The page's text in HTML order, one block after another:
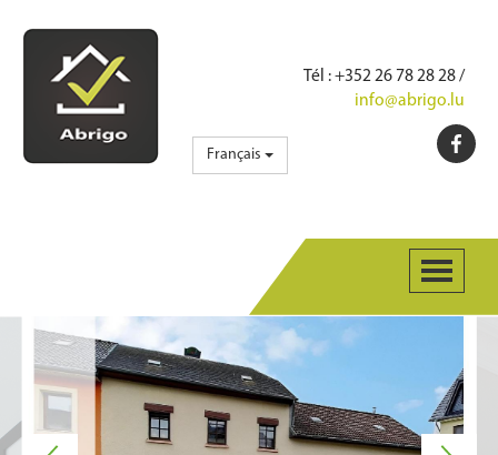
Tél : +352 26 78 28 28 /
info@abrigo.lu
Français